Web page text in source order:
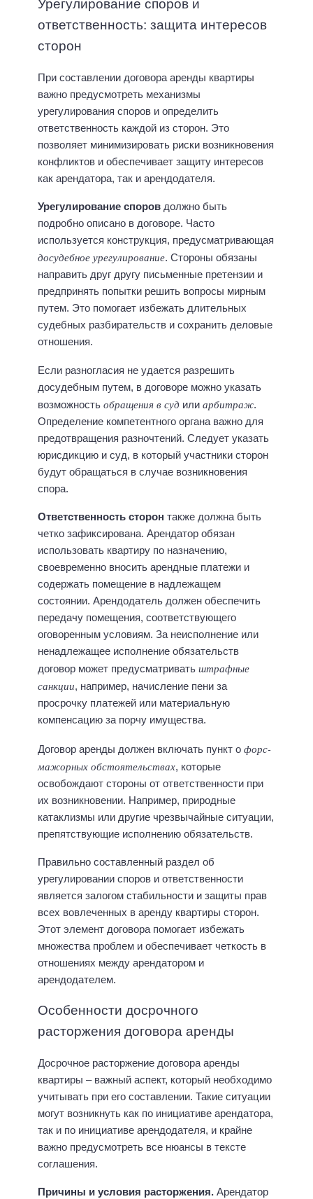
Урегулирование споров и
ответственность: защита интересов
сторон
При составлении договора аренды квартиры
важно предусмотреть механизмы
урегулирования споров и определить
ответственность каждой из сторон. Это
позволяет минимизировать риски возникновения
конфликтов и обеспечивает защиту интересов
как арендатора, так и арендодателя.
Урегулирование споров должно быть
подробно описано в договоре. Часто
используется конструкция, предусматривающая
досудебное урегулирование. Стороны обязаны
направить друг другу письменные претензии и
предпринять попытки решить вопросы мирным
путем. Это помогает избежать длительных
судебных разбирательств и сохранить деловые
отношения.
Если разногласия не удается разрешить
досудебным путем, в договоре можно указать
возможность обращения в суд или арбитраж.
Определение компетентного органа важно для
предотвращения разночтений. Следует указать
юрисдикцию и суд, в который участники сторон
будут обращаться в случае возникновения
спора.
Ответственность сторон также должна быть
четко зафиксирована. Арендатор обязан
использовать квартиру по назначению,
своевременно вносить арендные платежи и
содержать помещение в надлежащем
состоянии. Арендодатель должен обеспечить
передачу помещения, соответствующего
оговоренным условиям. За неисполнение или
ненадлежащее исполнение обязательств
договор может предусматривать штрафные
санкции, например, начисление пени за
просрочку платежей или материальную
компенсацию за порчу имущества.
Договор аренды должен включать пункт о форс-
мажорных обстоятельствах, которые
освобождают стороны от ответственности при
их возникновении. Например, природные
катаклизмы или другие чрезвычайные ситуации,
препятствующие исполнению обязательств.
Правильно составленный раздел об
урегулировании споров и ответственности
является залогом стабильности и защиты прав
всех вовлеченных в аренду квартиры сторон.
Этот элемент договора помогает избежать
множества проблем и обеспечивает четкость в
отношениях между арендатором и
арендодателем.
Особенности досрочного
расторжения договора аренды
Досрочное расторжение договора аренды
квартиры – важный аспект, который необходимо
учитывать при его составлении. Такие ситуации
могут возникнуть как по инициативе арендатора,
так и по инициативе арендодателя, и крайне
важно предусмотреть все нюансы в тексте
соглашения.
Причины и условия расторжения. Арендатор